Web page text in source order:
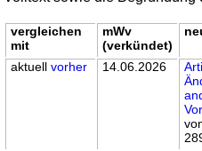
vergleichen
mit
mWv
(verkündet)
aktuellvorher 14.06.2026